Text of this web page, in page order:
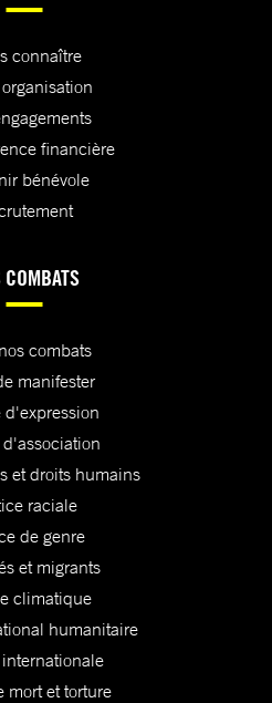
connaître
financière
bénévole
COMBATS
combats
manifester
d'expression
et droits humains
raciale
de genre
et migrants
climatique
humanitaire
mort et torture